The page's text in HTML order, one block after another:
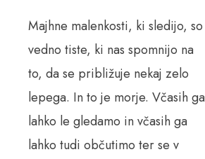
Majhne malenkosti, ki sledijo, so
vedno tiste, ki nas spomnijo na
to, da se približuje nekaj zelo
lepega. In to je morje. Včasih ga
lahko le gledamo in včasih ga
lahko tudi občutimo ter se v